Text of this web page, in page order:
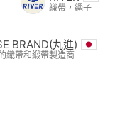
織帶，繩子
BRAND(丸進)
織帶和緞帶製造商